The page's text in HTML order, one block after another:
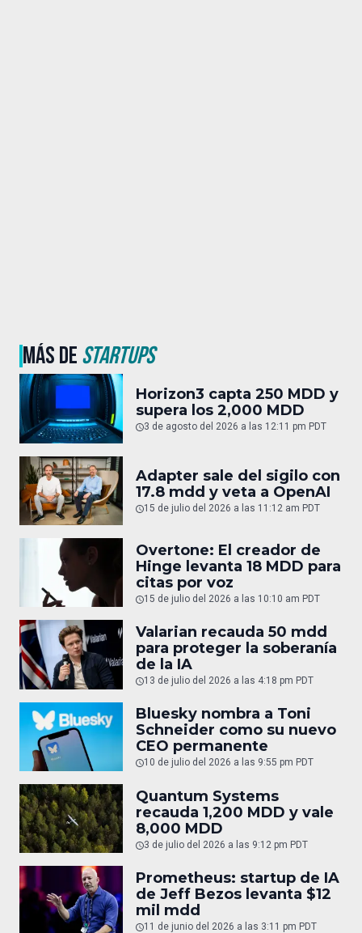
MÁS DESTARTUPS
Horizon3 capta 250 MDD y
supera los 2,000 MDD
3 de agosto del 2026 a las 12:11 pm PDT
Adapter sale del sigilo con
17.8 mdd y veta a OpenAI
15 de julio del 2026 a las 11:12 am PDT
Overtone: El creador de
Hinge levanta 18 MDD para
citas por voz
15 de julio del 2026 a las 10:10 am PDT
Valarian recauda 50 mdd
para proteger la soberanía
de la IA
13 de julio del 2026 a las 4:18 pm PDT
Bluesky nombra a Toni
Schneider como su nuevo
CEO permanente
10 de julio del 2026 a las 9:55 pm PDT
Quantum Systems
recauda 1,200 MDD y vale
8,000 MDD
3 de julio del 2026 a las 9:12 pm PDT
Prometheus: startup de IA
de Jeff Bezos levanta $12
mil mdd
11 de junio del 2026 a las 3:11 pm PDT